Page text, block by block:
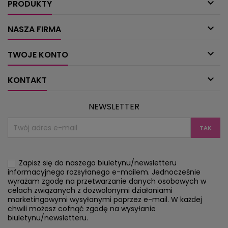
PRODUKTY 
NASZA FIRMA 
TWOJE KONTO 
KONTAKT 
NEWSLETTER
Zapisz się do naszego biuletynu/newsletteru
informacyjnego rozsyłanego e-mailem. Jednocześnie
wyrażam zgodę na przetwarzanie danych osobowych w
celach związanych z dozwolonymi działaniami
marketingowymi wysyłanymi poprzez e-mail. W każdej
chwili możesz cofnąć zgodę na wysyłanie
biuletynu/newsletteru.